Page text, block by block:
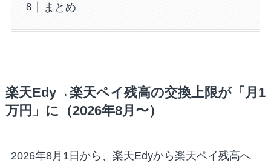
まとめ
楽天Edy→楽天ペイ残高の交換上限が「月1
万円」に（2026年8月〜）
2026年8月1日から、楽天Edyから楽天ペイ残高へ